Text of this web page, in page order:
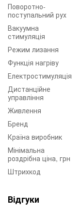
Поворотно-
поступальний рух
Вакуумна
стимуляція
Режим лизання
Функція нагріву
Електростимуляція
Дистанційне
управління
Живлення
Бренд
Країна виробник
Мінімальна
роздрібна ціна, грн
Штрихкод
Відгуки